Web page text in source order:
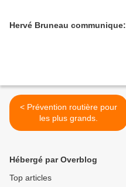
Hervé Bruneau communique:
< Prévention routière pour
les plus grands.
Hébergé par Overblog
Top articles